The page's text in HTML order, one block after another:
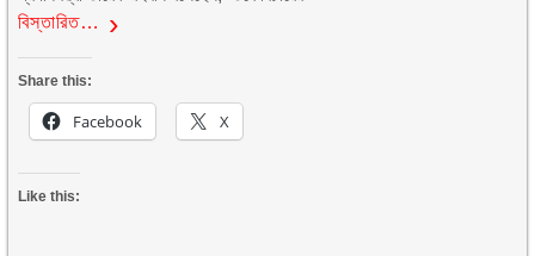
বিস্তারিত…
Share this:
Facebook X
Like this: